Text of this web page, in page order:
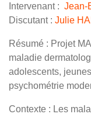
Intervenant : Jean-
Discutant : Julie
Résumé : Projet
maladie
adolescents,
psychométrie
Contexte : Les